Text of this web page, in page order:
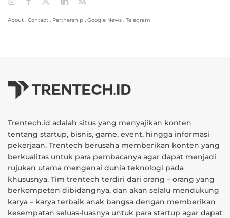
About . Contact . Partnership . Google News . Telegram
Trentech.id adalah situs yang menyajikan konten
tentang startup, bisnis, game, event, hingga informasi
pekerjaan. Trentech berusaha memberikan konten yang
berkualitas untuk para pembacanya agar dapat menjadi
rujukan utama mengenai dunia teknologi pada
khususnya. Tim trentech terdiri dari orang – orang yang
berkompeten dibidangnya, dan akan selalu mendukung
karya – karya terbaik anak bangsa dengan memberikan
kesempatan seluas-luasnya untuk para startup agar dapat